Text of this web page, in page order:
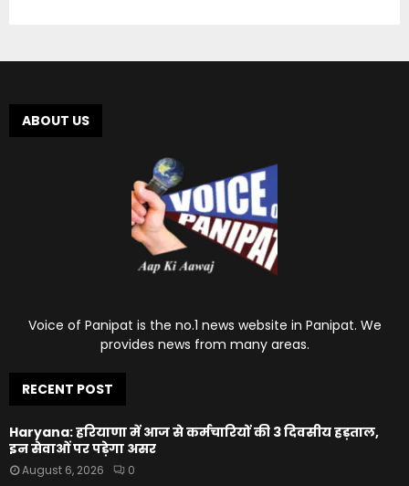
ABOUT US
Voice of Panipat is the no.1 news website in Panipat. We
provides news from many areas.
RECENT POST
Haryana: हरियाणा में आज से कर्मचारियों की 3 दिवसीय हड़ताल,
इन सेवाओं पर पड़ेगा असर
August 6, 2026 0